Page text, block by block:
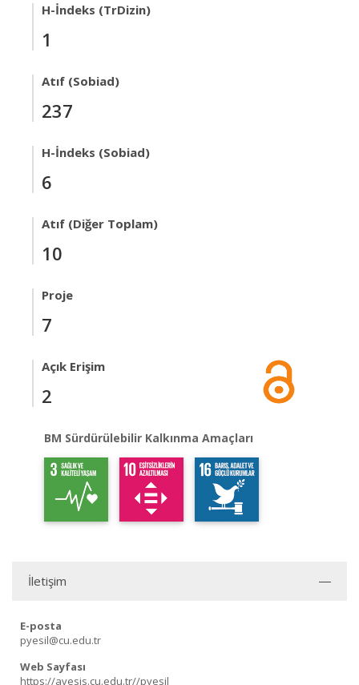
H-İndeks (TrDizin)
1
Atıf (Sobiad)
237
H-İndeks (Sobiad)
6
Atıf (Diğer Toplam)
10
Proje
7
Açık Erişim
2
BM Sürdürülebilir Kalkınma Amaçları
İletişim
E-posta
pyesil@cu.edu.tr
Web Sayfası
https://avesis.cu.edu.tr//pyesil